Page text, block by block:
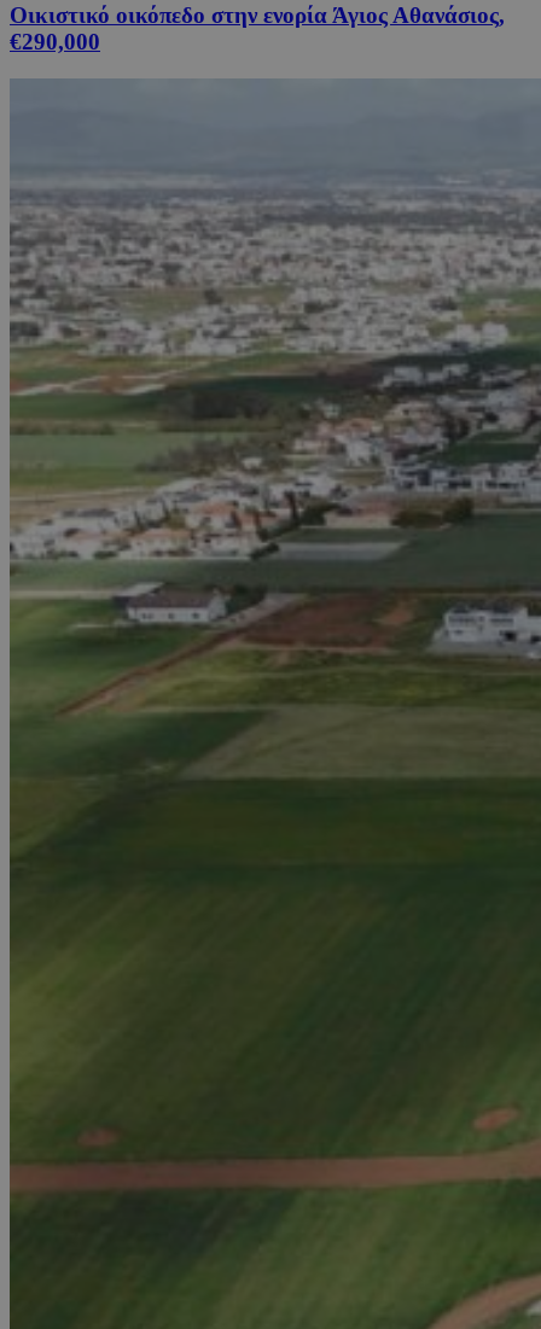
Οικιστικό οικόπεδο στην ενορία Άγιος Αθανάσιος,
€290,000